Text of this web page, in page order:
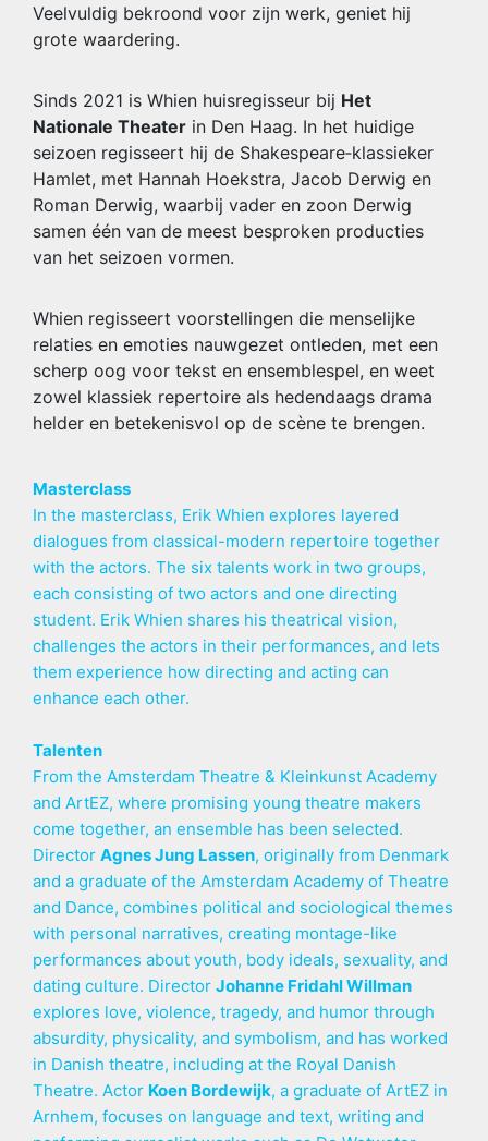
Veelvuldig bekroond voor zijn werk, geniet hij
grote waardering.
Sinds 2021 is Whien huisregisseur bij Het
Nationale Theater in Den Haag. In het huidige
seizoen regisseert hij de Shakespeare‑klassieker
Hamlet, met Hannah Hoekstra, Jacob Derwig en
Roman Derwig, waarbij vader en zoon Derwig
samen één van de meest besproken producties
van het seizoen vormen.
Whien regisseert voorstellingen die menselijke
relaties en emoties nauwgezet ontleden, met een
scherp oog voor tekst en ensemblespel, en weet
zowel klassiek repertoire als hedendaags drama
helder en betekenisvol op de scène te brengen.
Masterclass
In the masterclass, Erik Whien explores layered
dialogues from classical-modern repertoire together
with the actors. The six talents work in two groups,
each consisting of two actors and one directing
student. Erik Whien shares his theatrical vision,
challenges the actors in their performances, and lets
them experience how directing and acting can
enhance each other.
Talenten
From the Amsterdam Theatre & Kleinkunst Academy
and ArtEZ, where promising young theatre makers
come together, an ensemble has been selected.
Director Agnes Jung Lassen, originally from Denmark
and a graduate of the Amsterdam Academy of Theatre
and Dance, combines political and sociological themes
with personal narratives, creating montage-like
performances about youth, body ideals, sexuality, and
dating culture. Director Johanne Fridahl Willman
explores love, violence, tragedy, and humor through
absurdity, physicality, and symbolism, and has worked
in Danish theatre, including at the Royal Danish
Theatre. Actor Koen Bordewijk, a graduate of ArtEZ in
Arnhem, focuses on language and text, writing and